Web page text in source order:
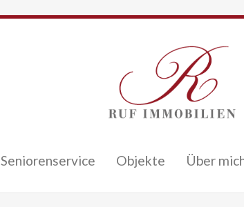
Seniorenservice Objekte Über